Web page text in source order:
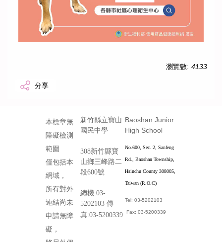
瀏覽數: 4133
分享
本標章無
障礙檢測
範圍
僅包括本
網域，
所有對外
連結尚未
申請無障
礙，
新竹縣立寶山
國民中學
308新竹縣寶
山鄉三峰路二
段600號
總機:03-
5202103 傳
真:03-5200339
Baoshan Junior
High School
No.600, Sec. 2, Sanfeng
Rd., Baoshan Township,
Hsinchu County 308005,
Taiwan (R.O.C)
Tel: 03-5202103
Fax: 03-5200339